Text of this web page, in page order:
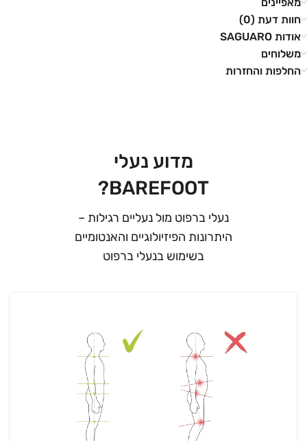
חוות דעת (0)
אודות SAGUARO
משלוחים
החלפות והחזרות
מדוע נעלי
BAREFOOT?
נעלי ברפוט מול נעליים רגילות –
היתרונות הפיזיולוגיים והאנטומיים
בשימוש בנעלי ברפוט